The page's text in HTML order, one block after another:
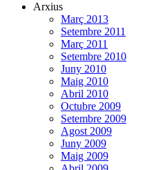
Arxius
Març 2013
Setembre 2011
Març 2011
Setembre 2010
Juny 2010
Maig 2010
Abril 2010
Octubre 2009
Setembre 2009
Agost 2009
Juny 2009
Maig 2009